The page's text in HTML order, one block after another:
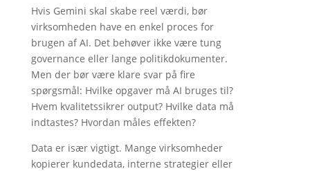
Hvis Gemini skal skabe reel værdi, bør
virksomheden have en enkel proces for
brugen af AI. Det behøver ikke være tung
governance eller lange politikdokumenter.
Men der bør være klare svar på fire
spørgsmål: Hvilke opgaver må AI bruges til?
Hvem kvalitetssikrer output? Hvilke data må
indtastes? Hvordan måles effekten?
Data er især vigtigt. Mange virksomheder
kopierer kundedata, interne strategier eller